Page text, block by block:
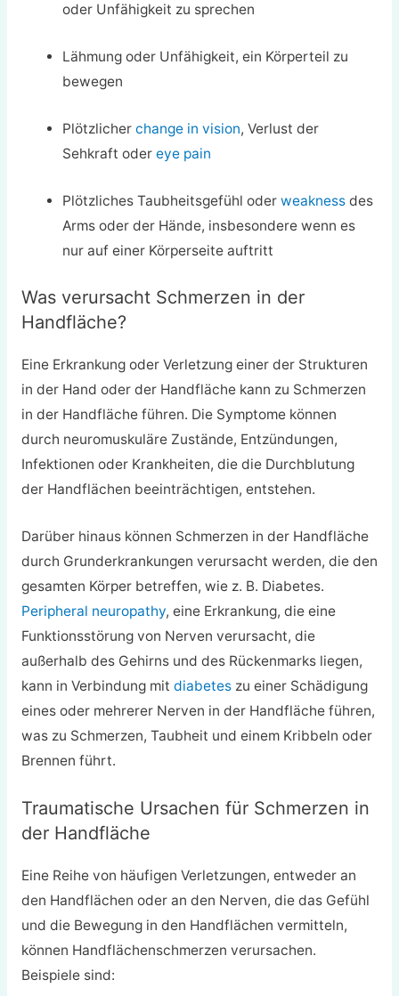
oder Unfähigkeit zu sprechen
Lähmung oder Unfähigkeit, ein Körperteil zu
bewegen
Plötzlicherchange in vision, Verlust der
Sehkraft odereye pain
Plötzliches Taubheitsgefühl oderweakness des
Arms oder der Hände, insbesondere wenn es
nur auf einer Körperseite auftritt
Was verursacht Schmerzen in der
Handfläche?
Eine Erkrankung oder Verletzung einer der Strukturen
in der Hand oder der Handfläche kann zu Schmerzen
in der Handfläche führen. Die Symptome können
durch neuromuskuläre Zustände, Entzündungen,
Infektionen oder Krankheiten, die die Durchblutung
der Handflächen beeinträchtigen, entstehen.
Darüber hinaus können Schmerzen in der Handfläche
durch Grunderkrankungen verursacht werden, die den
gesamten Körper betreffen, wie z. B. Diabetes.
Peripheral neuropathy, eine Erkrankung, die eine
Funktionsstörung von Nerven verursacht, die
außerhalb des Gehirns und des Rückenmarks liegen,
kann in Verbindung mit diabeteszu einer Schädigung
eines oder mehrerer Nerven in der Handfläche führen,
was zu Schmerzen, Taubheit und einem Kribbeln oder
Brennen führt.
Traumatische Ursachen für Schmerzen in
der Handfläche
Eine Reihe von häufigen Verletzungen, entweder an
den Handflächen oder an den Nerven, die das Gefühl
und die Bewegung in den Handflächen vermitteln,
können Handflächenschmerzen verursachen.
Beispiele sind: